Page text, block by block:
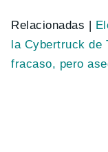
Relacionadas |
la Cybertruck de
fracaso, pero